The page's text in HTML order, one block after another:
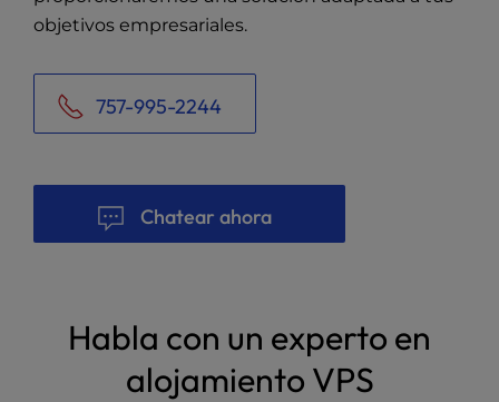
objetivos empresariales.
757-995-2244
Chatear ahora
Habla con un experto en
alojamiento VPS